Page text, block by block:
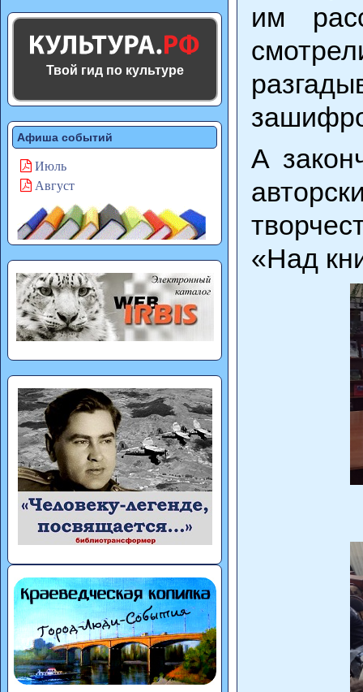
Твой гид по культуре
Афиша событий
Июль
Август
им
А
«Над